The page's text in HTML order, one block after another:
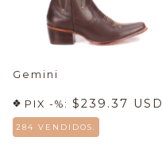
Gemini
PIX -%: $239.37 USD
284 VENDIDOS.